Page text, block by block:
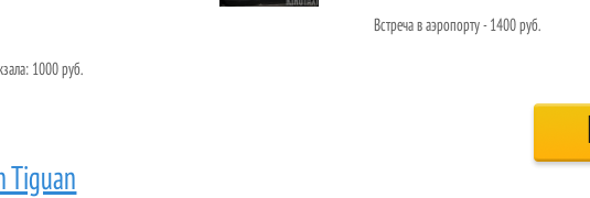
Встреча в аэропорту - 1400 руб.
1000 руб.
Tiguan